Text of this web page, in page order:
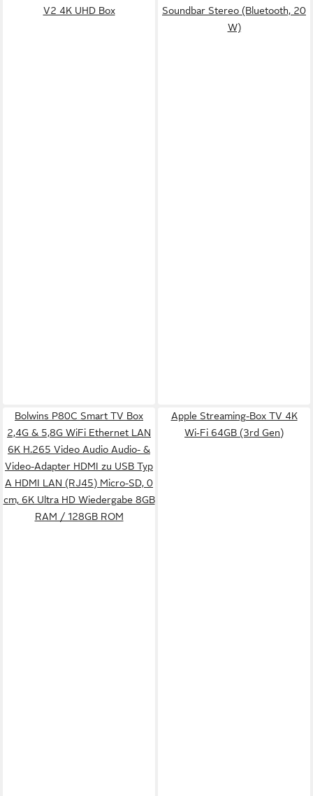
V2 4K UHD Box
Soundbar Stereo (Bluetooth, 20
W)
Bolwins P80C Smart TV Box
2,4G & 5,8G WiFi Ethernet LAN
6K H.265 Video Audio Audio- &
Video-Adapter HDMI zu USB Typ
A HDMI LAN (RJ45) Micro-SD, 0
cm, 6K Ultra HD Wiedergabe 8GB
RAM / 128GB ROM
Apple Streaming-Box TV 4K
Wi‑Fi 64GB (3rd Gen)